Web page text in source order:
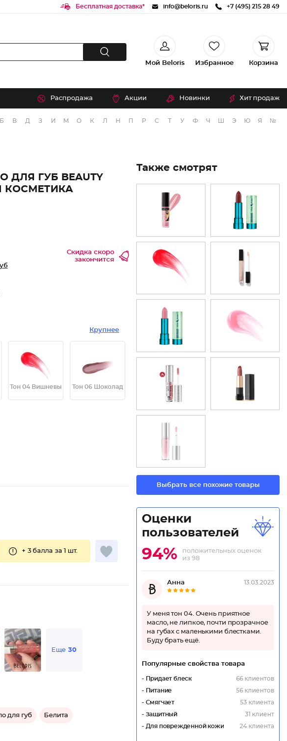
Бесплатная доставка* info@beloris.ru +7 (495) 215 28 49
Мой Beloris Избранное Корзина
Распродажа Акции Новинки Хит продаж
Б В Д З И М О К Л Н П Р С Т У Ф Ч Э Ю Я №
ДЛЯ ГУБ BEAUTY
КОСМЕТИКА
Скидка скоро
закончится
Крупнее
Тон 04 Вишневы Тон 06 Шоколад
+ 3 балла за 1 шт.
Еще 30
для губ Белита
Также смотрят
Выбрать все похожие товары
Оценки
пользователей
94%
положительных оценок
из 98
Анна 13.03.2023
У меня тон 04. Очень приятное
масло, не липкое, почти прозрачное
на губах с маленькими блестками.
Буду брать ещё.
Популярные свойства товара
- Придает блеск
66 клиентов
- Питание
56 клиентов
- Смягчает
53 клиента
- Защитный
31 клиент
- Для поврежденной кожи
24 клиента